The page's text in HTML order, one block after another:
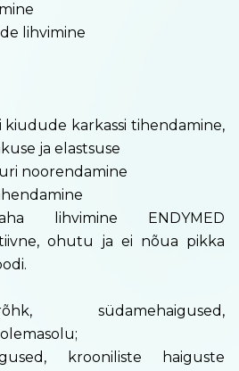
lihvimine
kiudude karkassi tihendamine,
ja elastsuse
noorendamine
lihvimine ENDYMED
ohutu ja ei nõua pikka
südamehaigused,
krooniliste haiguste